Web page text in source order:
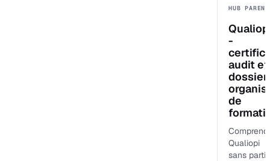
HUB PARENT
-
audit et
dossier
de
Qualiopi
sans partir